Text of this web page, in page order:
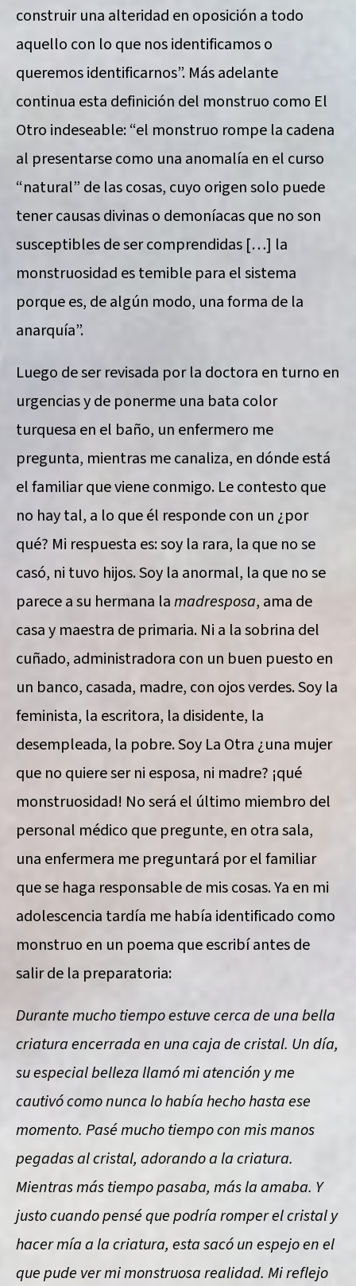
construir una alteridad en oposición a todo
aquello con lo que nos identificamos o
queremos identificarnos”. Más adelante
continua esta definición del monstruo como El
Otro indeseable: “el monstruo rompe la cadena
al presentarse como una anomalía en el curso
“natural” de las cosas, cuyo origen solo puede
tener causas divinas o demoníacas que no son
susceptibles de ser comprendidas […] la
monstruosidad es temible para el sistema
porque es, de algún modo, una forma de la
anarquía”.
Luego de ser revisada por la doctora en turno en
urgencias y de ponerme una bata color
turquesa en el baño, un enfermero me
pregunta, mientras me canaliza, en dónde está
el familiar que viene conmigo. Le contesto que
no hay tal, a lo que él responde con un ¿por
qué? Mi respuesta es: soy la rara, la que no se
casó, ni tuvo hijos. Soy la anormal, la que no se
parece a su hermana lamadresposa, ama de
casa y maestra de primaria. Ni a la sobrina del
cuñado, administradora con un buen puesto en
un banco, casada, madre, con ojos verdes. Soy la
feminista, la escritora, la disidente, la
desempleada, la pobre. Soy La Otra ¿una mujer
que no quiere ser ni esposa, ni madre? ¡qué
monstruosidad! No será el último miembro del
personal médico que pregunte, en otra sala,
una enfermera me preguntará por el familiar
que se haga responsable de mis cosas. Ya en mi
adolescencia tardía me había identificado como
monstruo en un poema que escribí antes de
salir de la preparatoria:
Durante mucho tiempo estuve cerca de una bella
criatura encerrada en una caja de cristal. Un día,
su especial belleza llamó mi atención y me
cautivó como nunca lo había hecho hasta ese
momento. Pasé mucho tiempo con mis manos
pegadas al cristal, adorando a la criatura.
Mientras más tiempo pasaba, más la amaba. Y
justo cuando pensé que podría romper el cristal y
hacer mía a la criatura, esta sacó un espejo en el
que pude ver mi monstruosa realidad. Mi reflejo